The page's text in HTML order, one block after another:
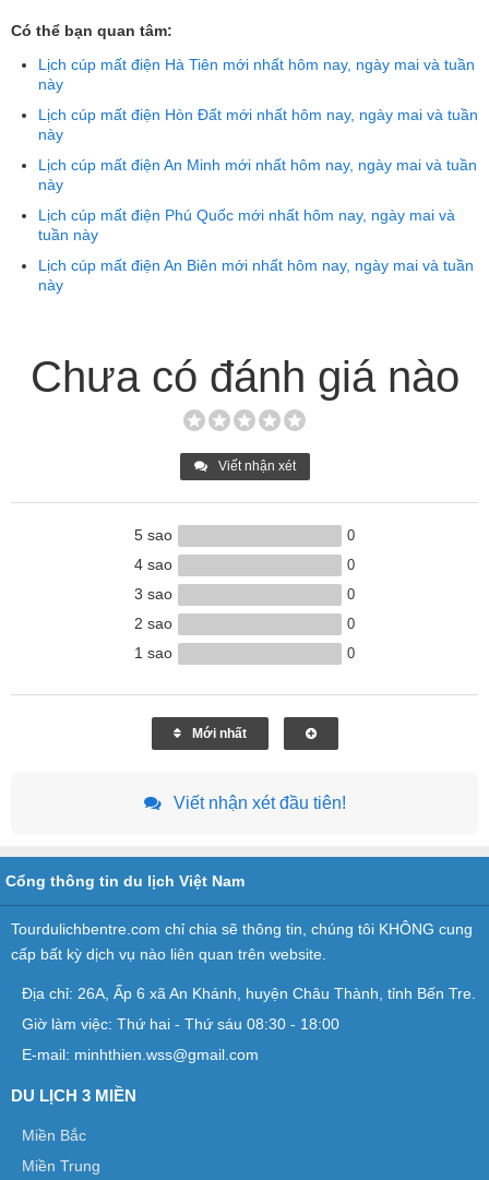
Có thể bạn quan tâm:
Lịch cúp mất điện Hà Tiên mới nhất hôm nay, ngày mai và tuần
này
Lịch cúp mất điện Hòn Đất mới nhất hôm nay, ngày mai và tuần
này
Lịch cúp mất điện An Minh mới nhất hôm nay, ngày mai và tuần
này
Lịch cúp mất điện Phú Quốc mới nhất hôm nay, ngày mai và
tuần này
Lịch cúp mất điện An Biên mới nhất hôm nay, ngày mai và tuần
này
Chưa có đánh giá nào
Viết nhận xét
5 sao 0
4 sao 0
3 sao 0
2 sao 0
1 sao 0
Mới nhất
Viết nhận xét đầu tiên!
Cổng thông tin du lịch Việt Nam
Tourdulichbentre.com chỉ chia sẽ thông tin, chúng tôi KHÔNG cung
cấp bất kỳ dịch vụ nào liên quan trên website.
Địa chỉ: 26A, Ấp 6 xã An Khánh, huyện Châu Thành, tỉnh Bến Tre.
Giờ làm việc: Thứ hai - Thứ sáu 08:30 - 18:00
E-mail: minhthien.wss@gmail.com
DU LỊCH 3 MIỀN
Miền Bắc
Miền Trung